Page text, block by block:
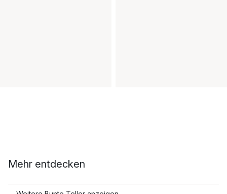
Mehr entdecken